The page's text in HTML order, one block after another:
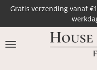
Ga
naar
de
hoofdinhoud
Gratis verzending vanaf